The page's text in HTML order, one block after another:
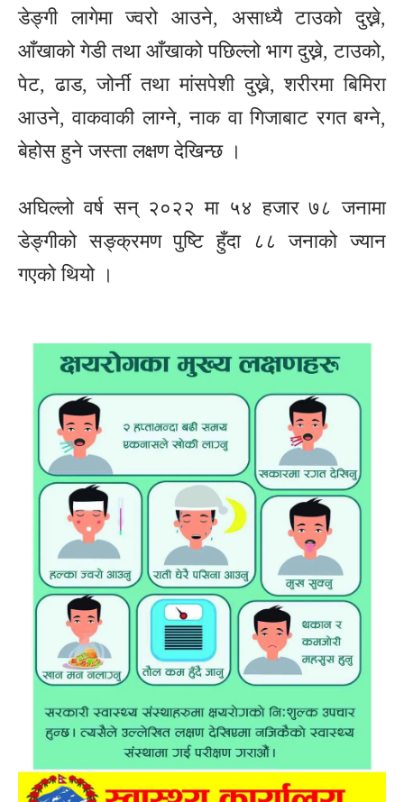
डेङ्गी लागेमा ज्वरो आउने, असाध्यै टाउको दुख्ने,
आँखाको गेडी तथा आँखाको पछिल्लो भाग दुख्ने, टाउको,
पेट, ढाड, जोर्नी तथा मांसपेशी दुख्ने, शरीरमा बिमिरा
आउने, वाकवाकी लाग्ने, नाक वा गिजाबाट रगत बग्ने,
बेहोस हुने जस्ता लक्षण देखिन्छ ।
अघिल्लो वर्ष सन् २०२२ मा ५४ हजार ७८ जनामा
डेङ्गीको सङ्क्रमण पुष्टि हुँदा ८८ जनाको ज्यान
गएको थियो ।